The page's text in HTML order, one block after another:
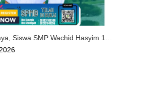
Siswa SMP Wachid Hasyim 1